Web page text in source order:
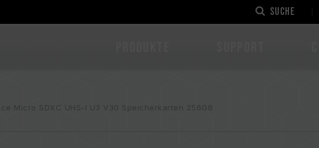
Suche
Micro SDXC UHS-I U3 V30 Speicherkarten 256GB